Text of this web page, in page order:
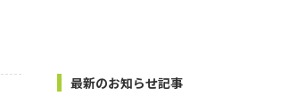
最新のお知らせ記事